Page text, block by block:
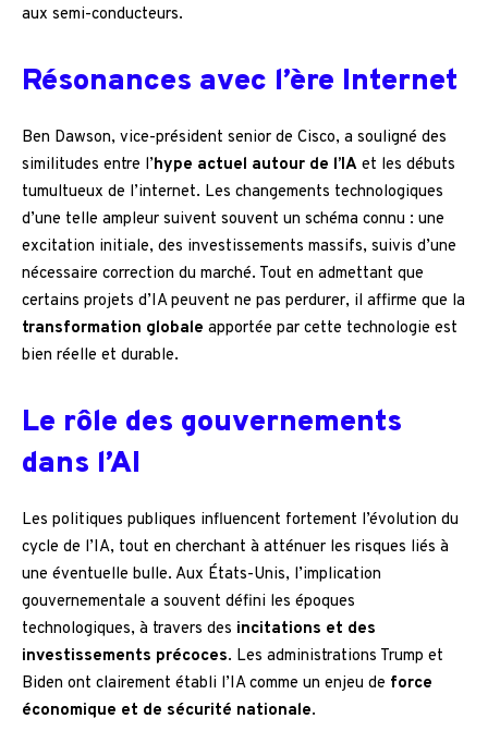
aux semi-conducteurs.
Résonances avec l’ère Internet
Ben Dawson, vice-président senior de Cisco, a souligné des
similitudes entre l’hype actuel autour de l’IA et les débuts
tumultueux de l’internet. Les changements technologiques
d’une telle ampleur suivent souvent un schéma connu : une
excitation initiale, des investissements massifs, suivis d’une
nécessaire correction du marché. Tout en admettant que
certains projets d’IA peuvent ne pas perdurer, il affirme que la
transformation globale apportée par cette technologie est
bien réelle et durable.
Le rôle des gouvernements
dans l’AI
Les politiques publiques influencent fortement l’évolution du
cycle de l’IA, tout en cherchant à atténuer les risques liés à
une éventuelle bulle. Aux États-Unis, l’implication
gouvernementale a souvent défini les époques
technologiques, à travers des incitations et des
investissements précoces. Les administrations Trump et
Biden ont clairement établi l’IA comme un enjeu de force
économique et de sécurité nationale.